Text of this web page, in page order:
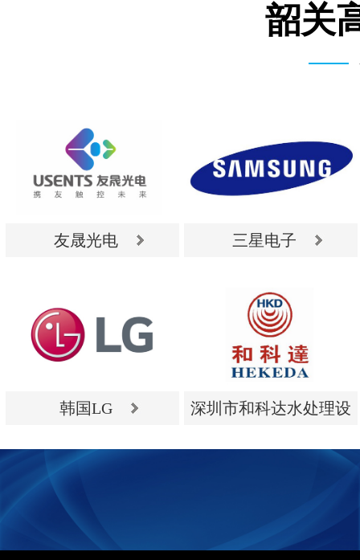
韶关
友晟光电
友晟光电
三星电子
三星电子
韩国LG
深圳市和科达水处理设